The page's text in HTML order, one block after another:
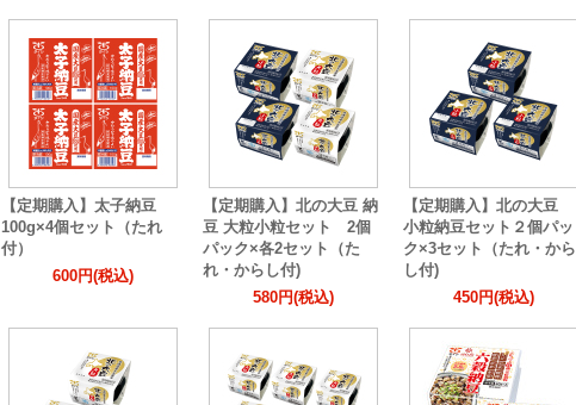
【定期購入】太子納豆
100g×4個セット（たれ
付）
600円(税込)
【定期購入】北の大豆 納
豆 大粒小粒セット 2個
パック×各2セット（た
れ・からし付)
580円(税込)
【定期購入】北の大豆
小粒納豆セット２個パッ
ク×3セット（たれ・から
し付)
450円(税込)